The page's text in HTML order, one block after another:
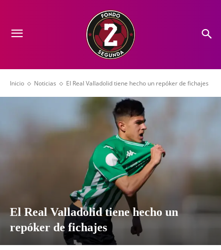
Inicio Noticias El Real Valladolid tiene hecho un repóker de fichajes
El Real Valladolid tiene hecho un
repóker de fichajes